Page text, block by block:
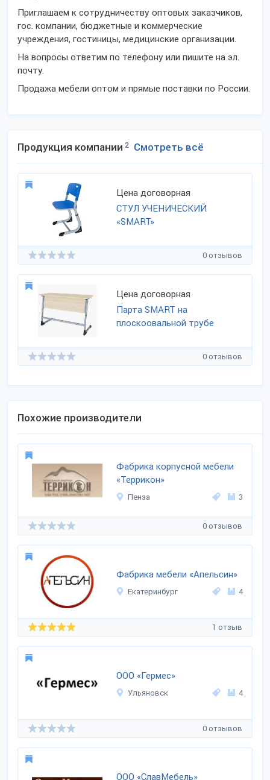
Приглашаем к сотрудничеству оптовых заказчиков,
гос. компании, бюджетные и коммерческие
учреждения, гостиницы, медицинские организации.
На вопросы ответим по телефону или пишите на эл.
почту.
Продажа мебели оптом и прямые поставки по России.
Продукция компании 2 Смотреть всё
Цена договорная
СТУЛ УЧЕНИЧЕСКИЙ
«SMART»
0 отзывов
Цена договорная
Парта SMART на
плоскоовальной трубе
0 отзывов
Похожие производители
Фабрика корпусной мебели
«Террикон»
Пенза 3
0 отзывов
Фабрика мебели «Апельсин»
Екатеринбург 4
1 отзыв
ООО «Гермес»
Ульяновск 4
0 отзывов
ООО «СлавМебель»